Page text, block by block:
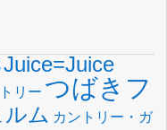
Juice=Juice
リー つばきフ
ム カントリー・ガ